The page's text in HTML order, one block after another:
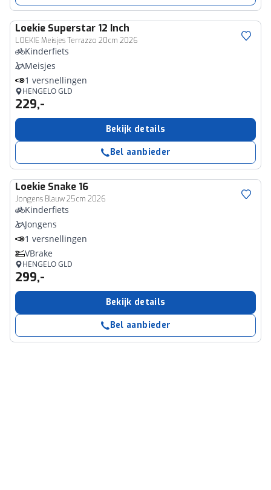
Loekie Superstar 12 Inch
LOEKIE Meisjes Terrazzo 20cm 2026
Kinderfiets
Meisjes
1 versnellingen
HENGELO GLD
229,-
Bekijk details
Bel aanbieder
Loekie Snake 16
Jongens Blauw 25cm 2026
Kinderfiets
Jongens
1 versnellingen
VBrake
HENGELO GLD
299,-
Bekijk details
Bel aanbieder